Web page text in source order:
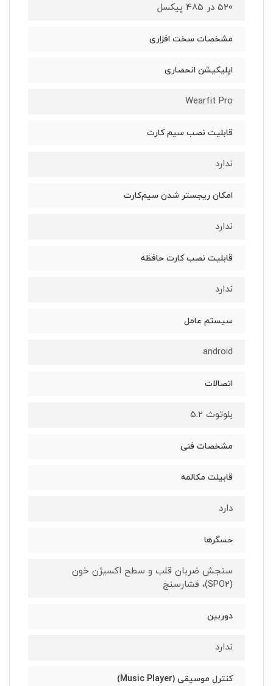
520 در 485 پیکسل
مشخصات سخت افزاری
اپلیکیشن انحصاری
Wearfit Pro
قابلیت نصب سیم کارت
ندارد
امکان ریجستر شدن سیم‌کارت
ندارد
قابلیت نصب کارت حافظه
ندارد
سیستم عامل
android
اتصالات
بلوتوث 5.2
مشخصات فنی
قابیلت مکالمه
دارد
حسگرها
سنجش ضربان قلب و سطح اکسیژن خون
(SPO2)، فشارسنج
دوربین
ندارد
کنترل موسیقی (Music Player)